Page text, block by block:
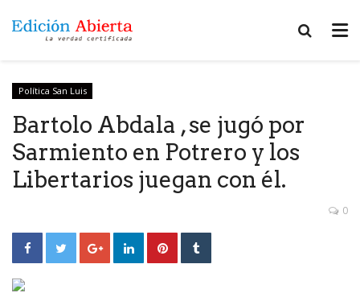
Política San Luis
Bartolo Abdala , se jugó por
Sarmiento en Potrero y los
Libertarios juegan con él.
0